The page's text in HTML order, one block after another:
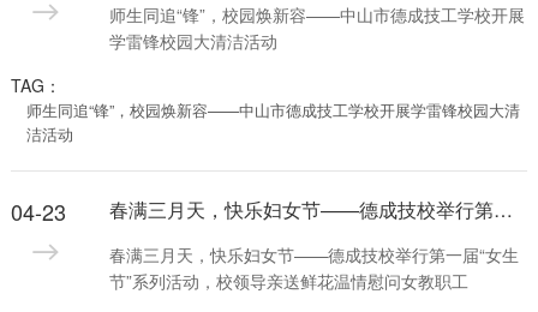
师生同追“锋”，校园焕新容——中山市德成技工学校开展
学雷锋校园大清洁活动
TAG：
师生同追“锋”，校园焕新容——中山市德成技工学校开展学雷锋校园大清
洁活动
04-23 春满三月天，快乐妇女节——德成技校举行第一届“女生节”系列活动，校领导亲送鲜花温情慰问女教职工
春满三月天，快乐妇女节——德成技校举行第一届“女生
节”系列活动，校领导亲送鲜花温情慰问女教职工